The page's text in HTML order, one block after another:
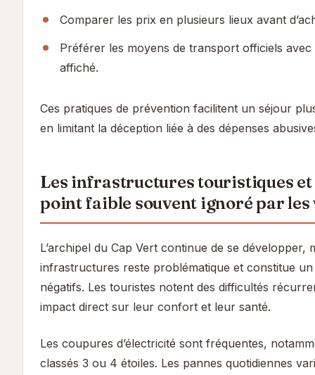
Comparer les prix en plusieurs lieux avant
Préférer les moyens de transport officiels
affiché.
Ces pratiques de prévention facilitent un séjour
en limitant la déception liée à des dépenses
Les infrastructures touristiques et
point faible souvent ignoré par les
L’archipel du Cap Vert continue de se développer,
infrastructures reste problématique et constitue un
négatifs. Les touristes notent des difficultés
impact direct sur leur confort et leur santé.
Les coupures d’électricité sont fréquentes,
classés 3 ou 4 étoiles. Les pannes quotidiennes